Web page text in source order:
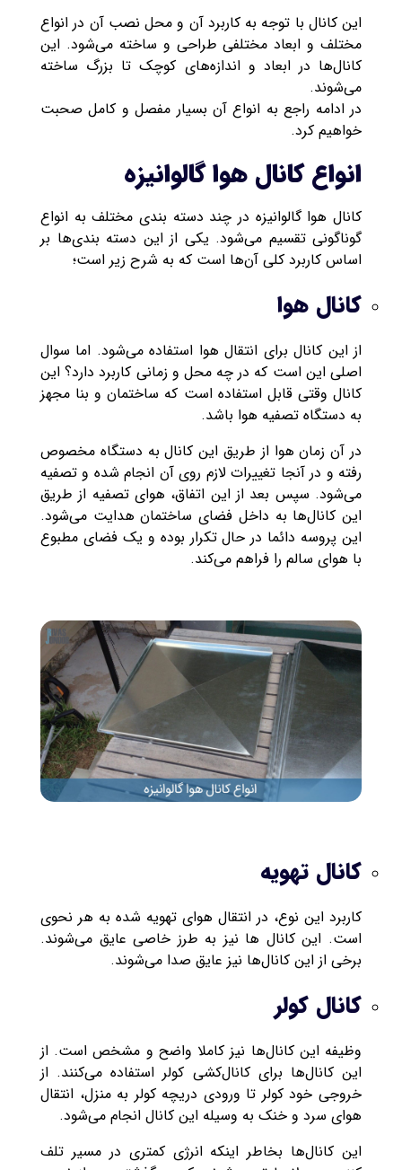
این کانال با توجه به کاربرد آن و محل نصب آن در انواع
مختلف و ابعاد مختلفی طراحی و ساخته می‌شود. این
کانال‌ها در ابعاد و اندازه‌های کوچک تا بزرگ ساخته
می‌شوند.
در ادامه راجع به انواع آن بسیار مفصل و کامل صحبت
خواهیم کرد.
انواع کانال هوا گالوانیزه
کانال هوا گالوانیزه در چند دسته بندی مختلف به انواع
گوناگونی تقسیم می‌شود. یکی از این دسته بندی‌ها بر
اساس کاربرد کلی آن‌ها است که به شرح زیر است؛
کانال هوا
از این کانال برای انتقال هوا استفاده می‌شود. اما سوال
اصلی این است که در چه محل و زمانی کاربرد دارد؟ این
کانال وقتی قابل استفاده است که ساختمان و بنا مجهز
به دستگاه تصفیه هوا باشد.
در آن زمان هوا از طریق این کانال به دستگاه مخصوص
رفته و در آنجا تغییرات لازم روی آن انجام شده و تصفیه
می‌شود. سپس بعد از این اتفاق، هوای تصفیه از طریق
این کانال‌ها به داخل فضای ساختمان هدایت می‌شود.
این پروسه دائما در حال تکرار بوده و یک فضای مطبوع
با هوای سالم را فراهم می‌کند.
کانال تهویه
کاربرد این نوع، در انتقال هوای تهویه شده به هر نحوی
است. این کانال ها نیز به طرز خاصی عایق می‌شوند‌.
برخی از این کانال‌ها نیز عایق صدا می‌شوند.
کانال کولر
وظیفه این کانال‌ها نیز کاملا واضح و مشخص است‌. از
این کانال‌ها برای کانال‌کشی کولر استفاده می‌کنند. از
خروجی خود کولر تا ورودی دریچه کولر به منزل، انتقال
هوای سرد و خنک به وسیله این کانال انجام می‌شود.
این کانال‌ها بخاطر اینکه انرژی کمتری در مسیر تلف